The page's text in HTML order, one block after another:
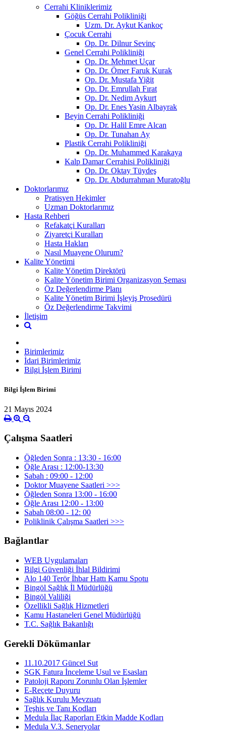
Cerrahi Kliniklerimiz
Göğüs Cerrahi Polikliniği
Uzm. Dr. Aykut Kankoç
Çocuk Cerrahi
Op. Dr. Dilnur Sevinç
Genel Cerrahi Polikliniği
Op. Dr. Mehmet Uçar
Op. Dr. Ömer Faruk Kurak
Op. Dr. Mustafa Yiğit
Op. Dr. Emrullah Fırat
Op. Dr. Nedim Aykurt
Op. Dr. Enes Yasin Albayrak
Beyin Cerrahi Polikliniği
Op. Dr. Halil Emre Alcan
Op. Dr. Tunahan Ay
Plastik Cerrahi Polikliniği
Op. Dr. Muhammed Karakaya
Kalp Damar Cerrahisi Polikliniği
Op. Dr. Oktay Tüydeş
Op. Dr. Abdurrahman Muratoğlu
Doktorlarımız
Pratisyen Hekimler
Uzman Doktorlarımız
Hasta Rehberi
Refakatçi Kuralları
Ziyaretçi Kuralları
Hasta Hakları
Nasıl Muayene Olurum?
Kalite Yönetimi
Kalite Yönetim Direktörü
Kalite Yönetim Birimi Organizasyon Şeması
Öz Değerlendirme Planı
Kalite Yönetim Birimi İşleyiş Prosedürü
Öz Değerlendirme Takvimi
İletişim
Birimlerimiz
İdari Birimlerimiz
Bilgi İşlem Birimi
Bilgi İşlem Birimi
21 Mayıs 2024
Çalışma Saatleri
Öğleden Sonra : 13:30 - 16:00
Öğle Arası : 12:00-13:30
Sabah : 09:00 - 12:00
Doktor Muayene Saatleri >>>
Öğleden Sonra 13:00 - 16:00
Öğle Arası 12:00 - 13:00
Sabah 08:00 - 12: 00
Poliklinik Çalışma Saatleri >>>
Bağlantlar
WEB Uygulamaları
Bilgi Güvenliği İhlal Bildirimi
Alo 140 Terör İhbar Hattı Kamu Spotu
Bingöl Sağlık İl Müdürlüğü
Bingöl Valiliği
Özellikli Sağlık Hizmetleri
Kamu Hastaneleri Genel Müdürlüğü
T.C. Sağlık Bakanlığı
Gerekli Dökümanlar
11.10.2017 Güncel Sut
SGK Fatura İnceleme Usul ve Esasları
Patoloji Raporu Zorunlu Olan İşlemler
E-Reçete Duyuru
Sağlık Kurulu Mevzuatı
Teşhis ve Tanı Kodları
Medula İlaç Raporları Etkin Madde Kodları
Medula V.3. Seneryolar